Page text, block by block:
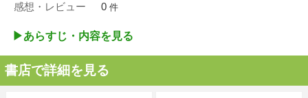
感想・レビュー 0 件
▶︎あらすじ・内容を見る
書店で詳細を見る